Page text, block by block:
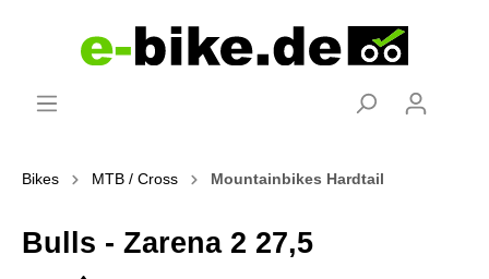
Bikes MTB / Cross Mountainbikes Hardtail
Bulls - Zarena 2 27,5